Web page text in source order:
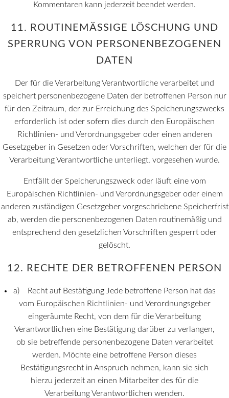
Kommentaren kann jederzeit beendet werden.
11. ROUTINEMÄSSIGE LÖSCHUNG UND S
PERRUNG VON PERSONENBEZOGENEN D
ATEN
Der für die Verarbeitung Verantwortliche verarbeitet und
speichert personenbezogene Daten der betroffenen Person nur
für den Zeitraum, der zur Erreichung des Speicherungszwecks
erforderlich ist oder sofern dies durch den Europäischen
Richtlinien- und Verordnungsgeber oder einen anderen
Gesetzgeber in Gesetzen oder Vorschriften, welchen der für die
Verarbeitung Verantwortliche unterliegt, vorgesehen wurde.
Entfällt der Speicherungszweck oder läuft eine vom
Europäischen Richtlinien- und Verordnungsgeber oder einem
anderen zuständigen Gesetzgeber vorgeschriebene Speicherfrist
ab, werden die personenbezogenen Daten routinemäßig und
entsprechend den gesetzlichen Vorschriften gesperrt oder
gelöscht.
12. RECHTE DER BETROFFENEN PERSON
a) Recht auf Bestätigung Jede betroffene Person hat das
vom Europäischen Richtlinien- und Verordnungsgeber
eingeräumte Recht, von dem für die Verarbeitung
Verantwortlichen eine Bestätigung darüber zu verlangen,
ob sie betreffende personenbezogene Daten verarbeitet
werden. Möchte eine betroffene Person dieses
Bestätigungsrecht in Anspruch nehmen, kann sie sich
hierzu jederzeit an einen Mitarbeiter des für die
Verarbeitung Verantwortlichen wenden.